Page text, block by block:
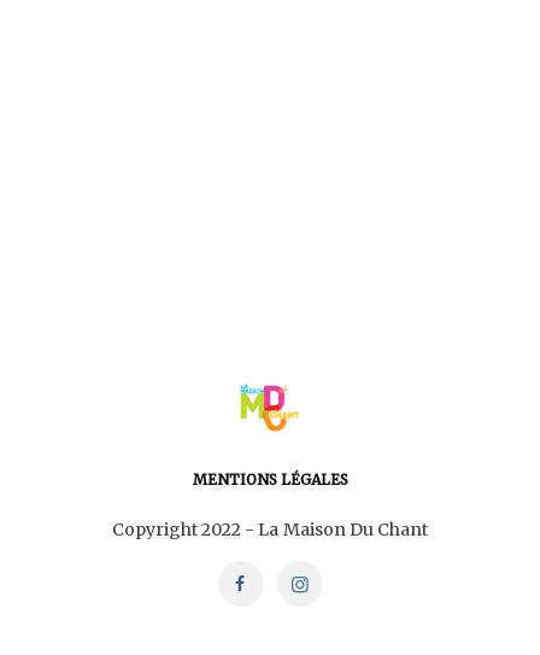
MENTIONS LÉGALES
Copyright 2022 - La Maison Du Chant